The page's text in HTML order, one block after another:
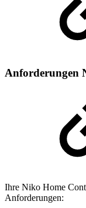
Anforderungen
Ihre Niko Home
Anforderungen: